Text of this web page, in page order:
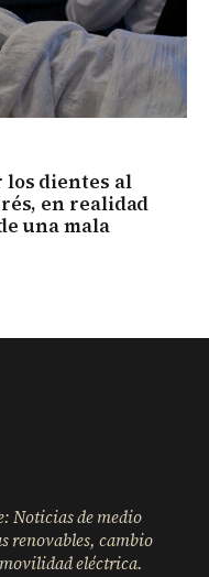
los dientes al
en realidad
una mala
Noticias de medio
renovables, cambio
eléctrica.